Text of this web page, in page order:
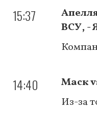
15:37
ВСУ, -
14:40
Маск
Из-за